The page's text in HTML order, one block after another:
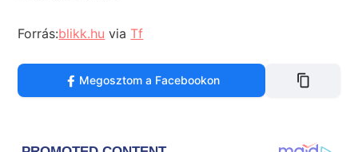
Forrás:blikk.hu via Tf
Megosztom a Facebookon